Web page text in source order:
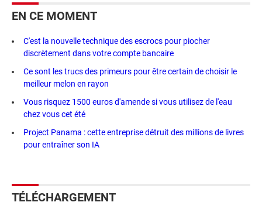
EN CE MOMENT
C'est la nouvelle technique des escrocs pour piocher
discrètement dans votre compte bancaire
Ce sont les trucs des primeurs pour être certain de choisir le
meilleur melon en rayon
Vous risquez 1500 euros d'amende si vous utilisez de l'eau
chez vous cet été
Project Panama : cette entreprise détruit des millions de livres
pour entraîner son IA
TÉLÉCHARGEMENT